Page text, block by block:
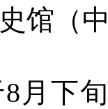
馆（
月下